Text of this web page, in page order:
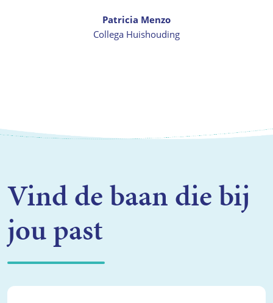
Patricia Menzo
Collega Huishouding
Vind de baan die bij
jou past